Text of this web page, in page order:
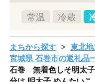
常温 冷蔵
まちから探す 東北
宮城県 石巻市の返礼品
石巻 無着色しそ明太子